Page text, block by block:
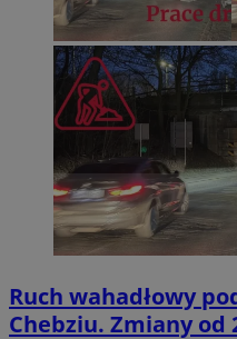
Ruch wahadłowy
Chebziu. Zmiany od